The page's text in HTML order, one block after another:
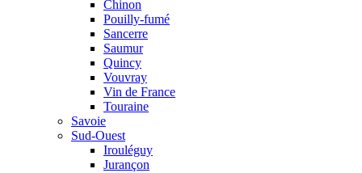
Chinon
Pouilly-fumé
Sancerre
Saumur
Quincy
Vouvray
Vin de France
Touraine
Savoie
Sud-Ouest
Irouléguy
Jurançon